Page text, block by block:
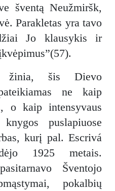
šventą Neužmiršk,
Parakletas yra tavo
Jo klausykis ir
žinia, šis Dievo
ne kaip
o kaip intensyvaus
puslapiuose
kurį pal. Escrivá
1925 metais.
Šventojo
pokalbių